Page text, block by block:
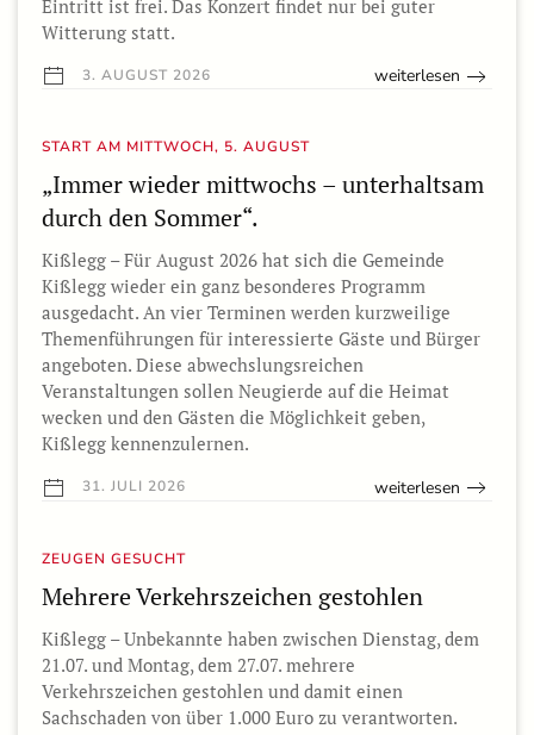
Eintritt ist frei. Das Konzert findet nur bei guter
Witterung statt.
3. AUGUST 2026 weiterlesen
START AM MITTWOCH, 5. AUGUST
„Immer wieder mittwochs – unterhaltsam
durch den Sommer“.
Kißlegg – Für August 2026 hat sich die Gemeinde
Kißlegg wieder ein ganz besonderes Programm
ausgedacht. An vier Terminen werden kurzweilige
Themenführungen für interessierte Gäste und Bürger
angeboten. Diese abwechslungsreichen
Veranstaltungen sollen Neugierde auf die Heimat
wecken und den Gästen die Möglichkeit geben,
Kißlegg kennenzulernen.
31. JULI 2026 weiterlesen
ZEUGEN GESUCHT
Mehrere Verkehrszeichen gestohlen
Kißlegg – Unbekannte haben zwischen Dienstag, dem
21.07. und Montag, dem 27.07. mehrere
Verkehrszeichen gestohlen und damit einen
Sachschaden von über 1.000 Euro zu verantworten.